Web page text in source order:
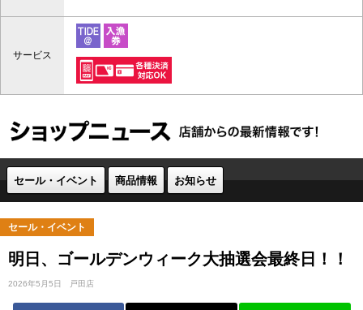
サービス
セール・イベント 商品情報 お知らせ
セール・イベント
明日、ゴールデンウィーク大抽選会最終日！！
2026年5月5日 戸田店